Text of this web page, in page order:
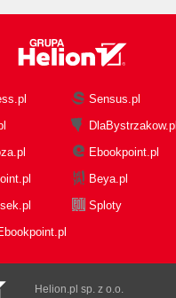
Sensus.pl
DlaBystrzakow.pl
Ebookpoint.pl
Beya.pl
Sploty
Helion.pl sp. z o.o.